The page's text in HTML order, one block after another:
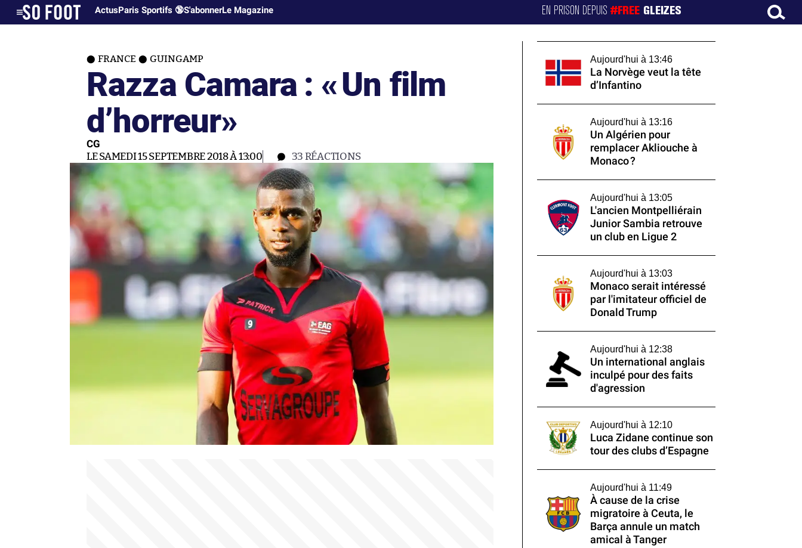
ActusParis Sportifs 🔞S'abonnerLe Magazine EN PRISON DEPUIS#FREE GLEIZES
FRANCE GUINGAMP
Razza Camara : «Un film
d’horreur»
CG
LE SAMEDI 15 SEPTEMBRE 2018 À 13:00 33 RÉACTIONS
Aujourd'hui à 13:46
La Norvège veut la tête
d’Infantino
Aujourd'hui à 13:16
Un Algérien pour
remplacer Akliouche à
Monaco ?
Aujourd'hui à 13:05
L'ancien Montpelliérain
Junior Sambia retrouve
un club en Ligue 2
Aujourd'hui à 13:03
Monaco serait intéressé
par l'imitateur officiel de
Donald Trump
Aujourd'hui à 12:38
Un international anglais
inculpé pour des faits
d'agression
Aujourd'hui à 12:10
Luca Zidane continue son
tour des clubs d’Espagne
Aujourd'hui à 11:49
À cause de la crise
migratoire à Ceuta, le
Barça annule un match
amical à Tanger